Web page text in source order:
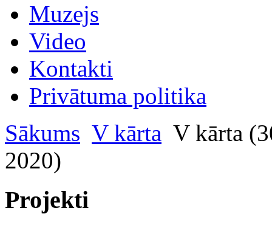
Muzejs
Video
Kontakti
Privātuma politika
Sākums V kārta V kārta
2020)
Projekti